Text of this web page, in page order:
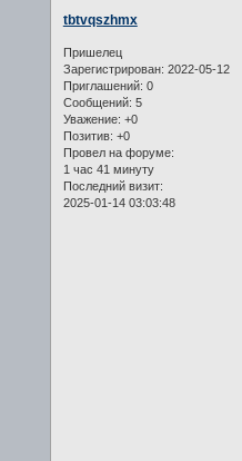
tbtvqszhmx
Пришелец
Зарегистрирован: 2022-05-12
Приглашений: 0
Сообщений: 5
Уважение: +0
Позитив: +0
Провел на форуме:
1 час 41 минуту
Последний визит:
2025-01-14 03:03:48